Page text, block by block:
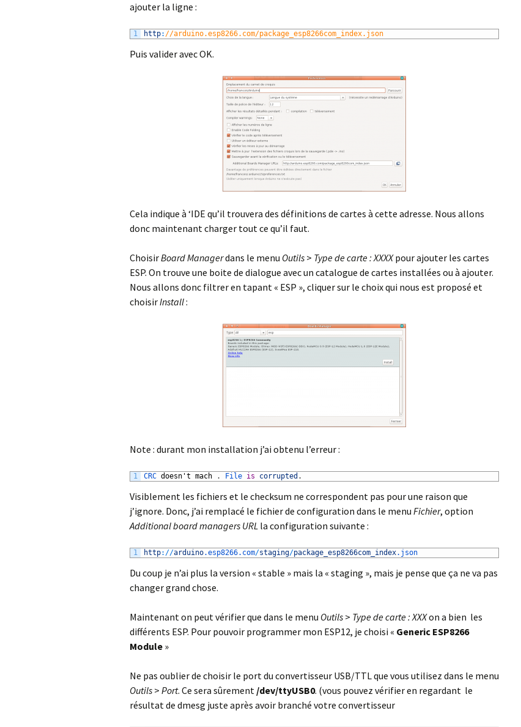
ajouter la ligne :
1 http: //arduino.esp8266.com/package_esp8266com_index.json
Puis valider avec OK.
Cela indique à ‘IDE qu’il trouvera des définitions de cartes à cette adresse. Nous allons
donc maintenant charger tout ce qu’il faut.
ChoisirBoard Managerdans le menu Outils > Type de carte : XXXXpour ajouter les cartes
ESP. On trouve une boite de dialogue avec un catalogue de cartes installées ou à ajouter.
Nous allons donc filtrer en tapant « ESP », cliquer sur le choix qui nous est proposé et
choisirInstall:
Note : durant mon installation j’ai obtenu l’erreur :
1 CRC doesn 't mach . File is corrupted .
Visiblement les fichiers et le checksum ne correspondent pas pour une raison que
j’ignore. Donc, j’ai remplacé le fichier de configuration dans le menu Fichier, option
Additional board managers URL la configuration suivante :
1 http: //arduino.esp8266.com/staging/package_esp8266com_index.json
Du coup je n’ai plus la version « stable » mais la « staging », mais je pense que ça ne va pas
changer grand chose.
Maintenant on peut vérifier que dans le menu Outils > Type de carte : XXXon a bien les
différents ESP. Pour pouvoir programmer mon ESP12, je choisi « Generic ESP8266
Module »
Ne pas oublier de choisir le port du convertisseur USB/TTL que vous utilisez dans le menu
Outils > Port. Ce sera sûrement /dev/ttyUSB0. (vous pouvez vérifier en regardant le
résultat de dmesg juste après avoir branché votre convertisseur